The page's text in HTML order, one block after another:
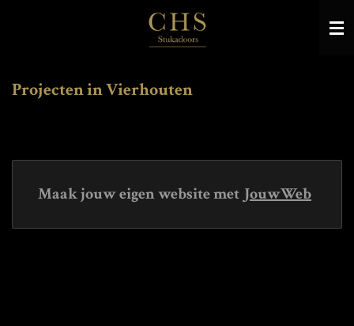
hoofdinhoud
Projecten in Vierhouten
Maak jouw eigen website met JouwWeb